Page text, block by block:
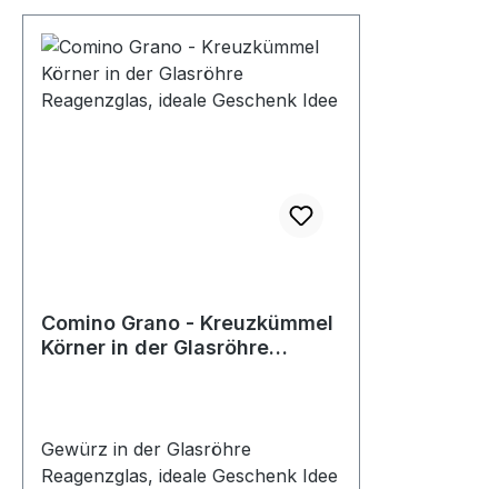
Comino Grano - Kreuzkümmel
Körner in der Glasröhre
Gewürz in der Glasröhre
Reagenzglas, ideale Geschenk Idee